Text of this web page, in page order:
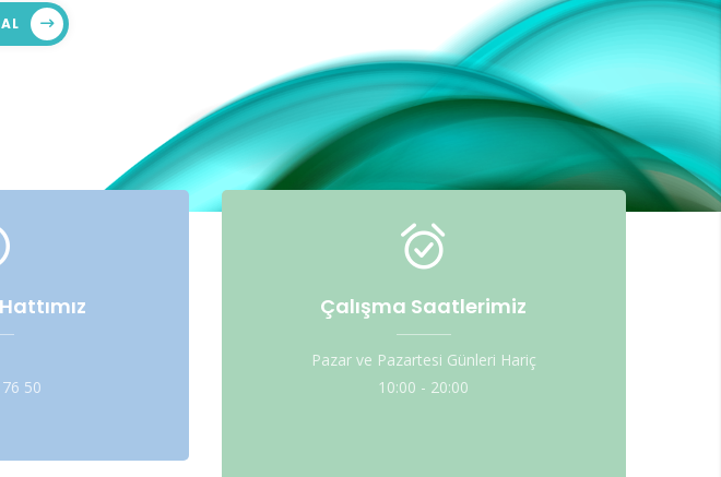
50
Çalışma Saatlerimiz
Pazar ve Pazartesi Günleri Hariç
10:00 - 20:00